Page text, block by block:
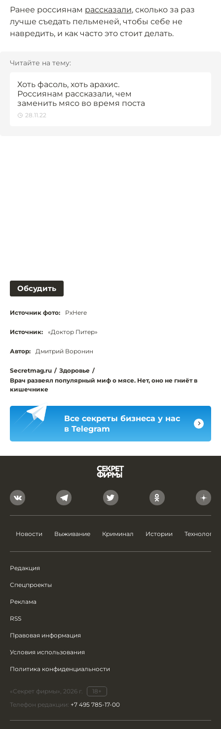
Ранее россиянам рассказали, сколько за раз
лучше съедать пельменей, чтобы себе не
навредить, и как часто это стоит делать.
Читайте на тему:
Хоть фасоль, хоть арахис.
Россиянам рассказали, чем
заменить мясо во время поста
28.11.22
Обсудить
Источник фото: PxHere
Источник: «Доктор Питер»
Автор: Дмитрий Воронин
Secretmag.ru / Здоровье /
Врач развеял популярный миф о мясе. Нет, оно не гниёт в
кишечнике
Все секреты бизнеса у нас
в Telegram
Новости Выживание Криминал Истории Технологии
Редакция
Спецпроекты
Реклама
RSS
Правовая информация
Условия использования
Политика конфиденциальности
«Секрет фирмы», 2026 г.
18+
Телефон редакции: +7 495 785-17-00